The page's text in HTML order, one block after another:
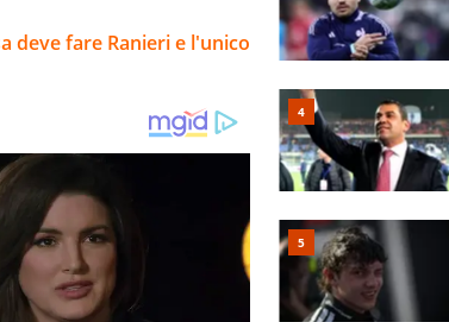
deve fare Ranieri e l'unico